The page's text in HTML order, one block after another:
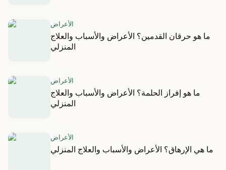
الأعراض
ما هو حرقان القدمين؟ الأعراض والأسباب والعلاج
المنزلي
الأعراض
ما هو إفراز الحلمة؟ الأعراض والأسباب والعلاج
المنزلي
الأعراض
ما هي الإرهاق؟ الأعراض والأسباب والعلاج المنزلي